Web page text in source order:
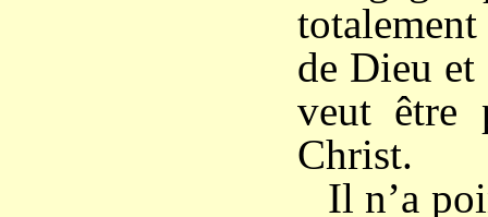
de Dieu et
veut être
Christ.
Il n’a